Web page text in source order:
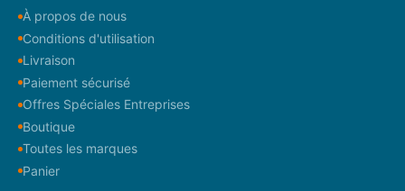
À propos de nous
Conditions d'utilisation
Livraison
Paiement sécurisé
Offres Spéciales Entreprises
Boutique
Toutes les marques
Panier